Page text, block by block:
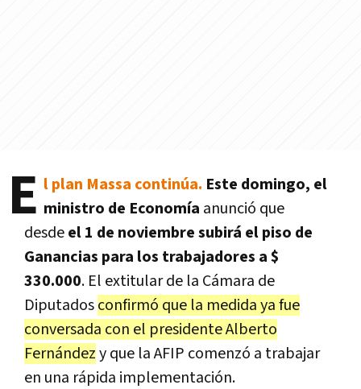
E l plan Massa continúa. Este domingo, el
ministro de Economía anunció que
desdeel 1 de noviembre subirá el piso de
Ganancias para los trabajadores a $
330.000. El extitular de la Cámara de
Diputadosconfirmó que la medida ya fue
conversada con el presidente Alberto
Fernándezy que la AFIP comenzó a trabajar
en una rápida implementación.